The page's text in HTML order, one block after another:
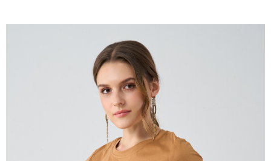
4.訂單成立30分鐘內，如未前往確認交易或遇審核未通過，訂單將自動取
1.分期款項不併入電信帳單，「大哥付你分期」於每月結算日後寄送繳費提
2.透過簡訊連結打開帳單後，可選擇「超商條碼／台灣大直營門市／銀行轉
帳／街口支付／iPASS MONEY」等通路繳費。
1.本服務係由「台灣大哥大股份有限公司」（以下簡稱本公司）所提供，讓
用戶於交易時，得透過本服務購買商品或服務，並由商店將買賣／分期付款
買賣價金債權讓與本公司後，依約使用本公司帳單繳交帳款。
２．便利：只要手機號碼，簡訊認證，即可結帳。
３．安心：先確認商品／服務後，再付款。
【「AFTEE先享後付」結帳流程】
１．於結帳方式選擇「AFTEE先享後付」後，將跳轉至「AFTEE先享後付」
結帳頁面，進行簡訊認證並確認金額後，即可完成結帳。
２．訂單成立數日內，您將收到繳費通知簡訊。
３．收到繳費通知簡訊後14天內，點擊此簡訊中的連結，可透過四大超商／
ATM／網路銀行／等多元方式進行付款，方視為交易完成。
※ 請注意：結帳手續完成當下不需立刻繳費，但若您需要取消訂單，請聯絡
購買商品的店家。未經商家同意取消之訂單仍視為有效，需透過AFTEE先享
每筆NT$120，滿NT$2,000(含以上)免運費
每筆NT$120，滿NT$2,000(含以上)免運費
每筆NT$120，滿NT$2,000(含以上)免運費